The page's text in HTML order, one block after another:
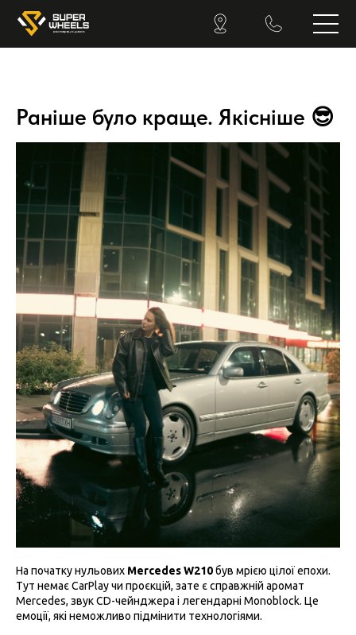
Раніше було краще. Якісніше 😎
На початку нульових Mercedes W210був мрією цілої епохи.
Тут немає CarPlay чи проєкцій, зате є справжній аромат
Mercedes, звук CD-чейнджера і легендарні Monoblock. Це
емоції, які неможливо підмінити технологіями.